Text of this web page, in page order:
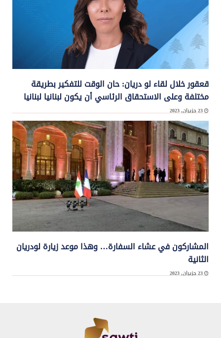
قعقور خلال لقاء لو دريان: حان الوقت للتفكير بطريقة
مختلفة وعلى الاستحقاق الرئاسي أن يكون لبنانيا لبنانيا
23 حزيران, 2023
دريان، علمت ...
المشاركون في عشاء السفارة… وهذا موعد زيارة لودريان
الثانية
23 حزيران, 2023